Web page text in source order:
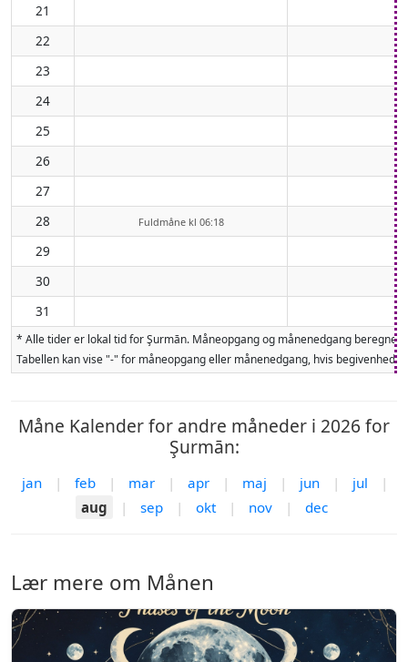
21
22
23
24
25
26
27
28
Fuldmåne kl 06:18
29
30
31
* Alle tider er lokal tid for Şurmān. Måneopgang og månenedgang
Tabellen kan vise "-" for måneopgang eller månenedgang, hvis
Måne Kalender for andre måneder i 2026 for
Şurmān:
jan | feb | mar | apr | maj | jun | jul
|
aug
| sep | okt | nov | dec
Lær mere om Månen